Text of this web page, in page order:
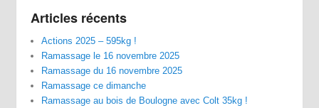
Articles récents
Actions 2025 – 595kg !
Ramassage le 16 novembre 2025
Ramassage du 16 novembre 2025
Ramassage ce dimanche
Ramassage au bois de Boulogne avec Colt 35kg !